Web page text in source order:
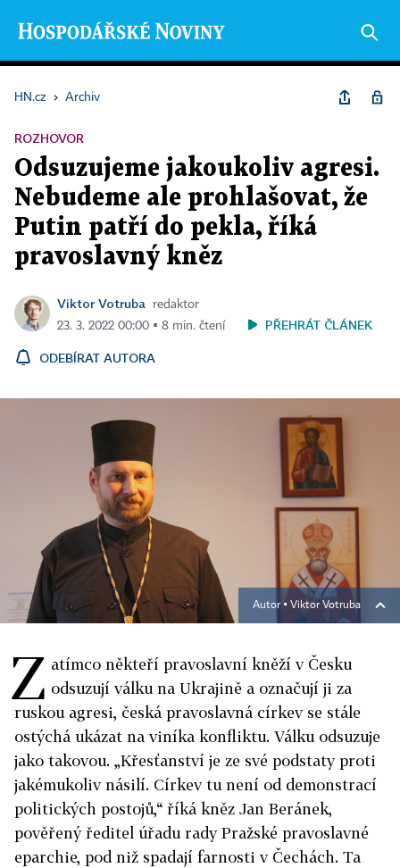
HN.cz › Archiv
ROZHOVOR
Odsuzujeme jakoukoliv agresi.
Nebudeme ale prohlašovat, že
Putin patří do pekla, říká
pravoslavný kněz
Viktor Votruba
redaktor
23. 3. 2022 00:00 ▪ 8 min. čtení
PŘEHRÁT ČLÁNEK
ODEBÍRAT AUTORA
Autor ▪ Viktor Votruba
Z atímco někteří pravoslavní kněží v Česku
odsuzují válku na Ukrajině a označují ji za
ruskou agresi, česká pravoslavná církev se stále
ostýchá ukázat na viníka konfliktu. Válku odsuzuje
jako takovou. „Křesťanství je ze své podstaty proti
jakémukoliv násilí. Církev tu není od demonstrací
politických postojů,“ říká kněz Jan Beránek,
pověřený ředitel úřadu rady Pražské pravoslavné
eparchie, pod niž spadají farnosti v Čechách. Ta